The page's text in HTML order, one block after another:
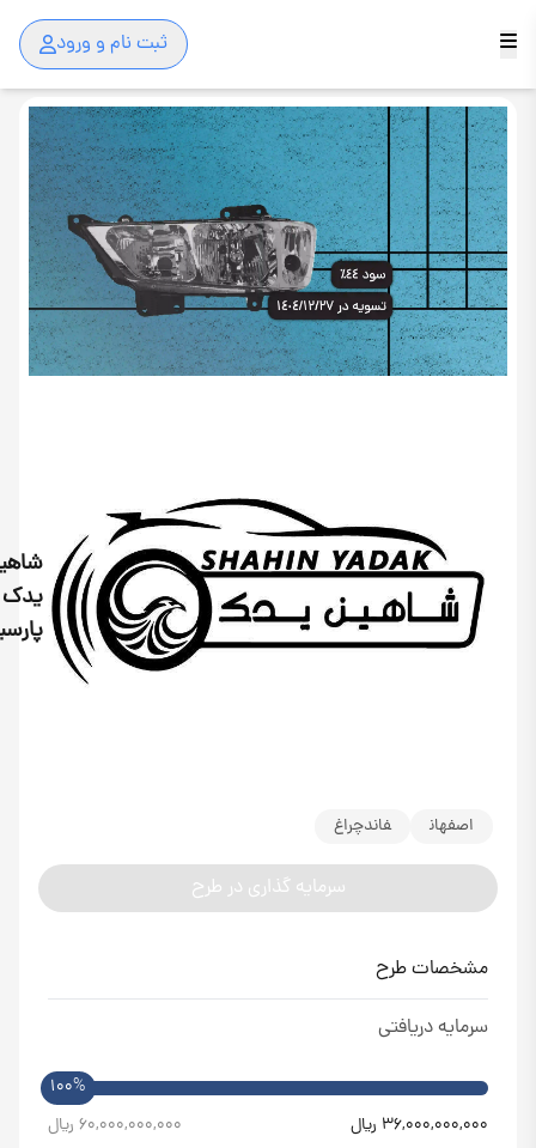
ثبت نام و ورود
یدک
اصفهان فاندچراغ
سرمایه گذاری در طرح
مشخصات طرح
سرمایه دریافتی
100%
36,000,000,000 ریال
60,000,000,000 ریال